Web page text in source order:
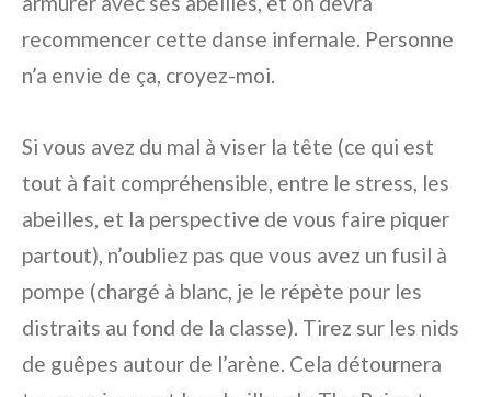
recommencer cette danse infernale. Personne
n’a envie de ça, croyez-moi.
Si vous avez du mal à viser la tête (ce qui est
tout à fait compréhensible, entre le stress, les
abeilles, et la perspective de vous faire piquer
partout), n’oubliez pas que vous avez un fusil à
pompe (chargé à blanc, je le répète pour les
distraits au fond de la classe). Tirez sur les nids
de guêpes autour de l’arène. Cela détournera